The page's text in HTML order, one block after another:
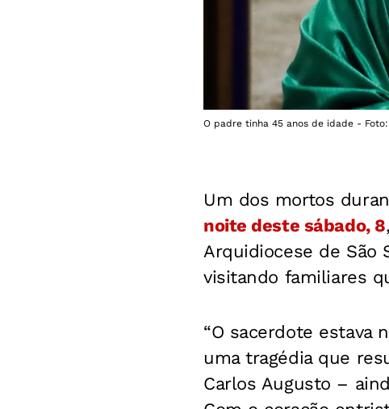
O padre tinha 45 anos de idade -
Um dos mortos
noite deste sábado, 8
Arquidiocese de São
visitando familiares
“O sacerdote estava
uma tragédia que
Carlos Augusto –